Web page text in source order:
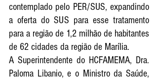
contemplado pelo PER/SUS, expandindo
a oferta do SUS para esse tratamento
para a região de 1,2 milhão de habitantes
de 62 cidades da região de Marília.
A Superintendente do HCFAMEMA, Dra.
Paloma Libanio, e o Ministro da Saúde,